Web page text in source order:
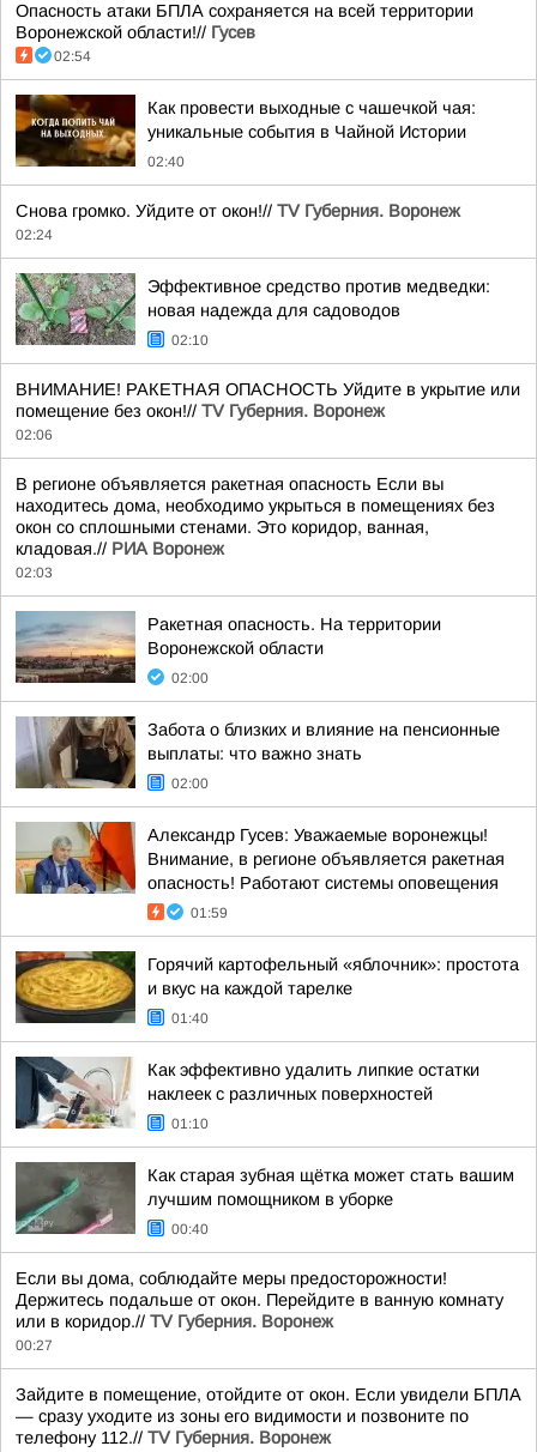
Опасность атаки БПЛА сохраняется на всей территории
Воронежской области!// Гусев
02:54
Как провести выходные с чашечкой чая:
уникальные события в Чайной Истории
02:40
Снова громко. Уйдите от окон!// TV Губерния. Воронеж
02:24
Эффективное средство против медведки:
новая надежда для садоводов
02:10
ВНИМАНИЕ! РАКЕТНАЯ ОПАСНОСТЬ Уйдите в укрытие или
помещение без окон!// TV Губерния. Воронеж
02:06
В регионе объявляется ракетная опасность Если вы
находитесь дома, необходимо укрыться в помещениях без
окон со сплошными стенами. Это коридор, ванная,
кладовая.// РИА Воронеж
02:03
Ракетная опасность. На территории
Воронежской области
02:00
Забота о близких и влияние на пенсионные
выплаты: что важно знать
02:00
Александр Гусев: Уважаемые воронежцы!
Внимание, в регионе объявляется ракетная
опасность! Работают системы оповещения
01:59
Горячий картофельный «яблочник»: простота
и вкус на каждой тарелке
01:40
Как эффективно удалить липкие остатки
наклеек с различных поверхностей
01:10
Как старая зубная щётка может стать вашим
лучшим помощником в уборке
00:40
Если вы дома, соблюдайте меры предосторожности!
Держитесь подальше от окон. Перейдите в ванную комнату
или в коридор.// TV Губерния. Воронеж
00:27
Зайдите в помещение, отойдите от окон. Если увидели БПЛА
— сразу уходите из зоны его видимости и позвоните по
телефону 112.// TV Губерния. Воронеж